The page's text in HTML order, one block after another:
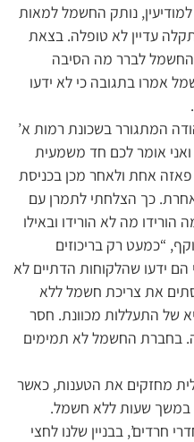
למודיעין, נותק החשמל למאות
עדיין לא טופלה. בצאת
לברר מה הסיבה
אמרו בתגובה כי לא ידעו
המתגורר בשכונת רמות א’
ואני אומר לכם חד משמעית
אחת ולאחר מכן בכניסת
כך הצלחתי לתמרן עם
הורידו מה לא הורידו ובאילו
“כמעט רק בריכוזים
ידעו שהלקוחות הדתיים לא
את צריכת חשמל ללא
של התעללות מכוונת. חסר
בחברת החשמל לא תמימים
מחזקים את הטענות, כאשר
במשך שעות ללא חשמל.
חרדים’, בבניין שלנו לחצי